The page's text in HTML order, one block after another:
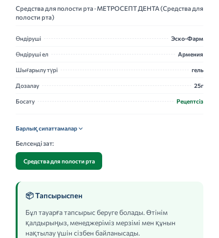
Средства для полости рта · МЕТРОСЕПТ ДЕНТА (Средства для
полости рта)
Өндіруші Эско-Фарм
Өндіруші ел Армения
Шығарылу түрі гель
Дозалау 25г
Босату Рецептсіз
Барлық сипаттамалар
Белсенді зат:
Средства для полости рта
📦 Тапсырыспен
Бұл тауарға тапсырыс беруге болады. Өтінім
қалдырыңыз, менеджеріміз мерзімі мен құнын
нақтылау үшін сізбен байланысады.